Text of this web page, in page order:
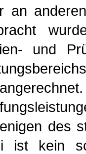
an
und
des
ist kein